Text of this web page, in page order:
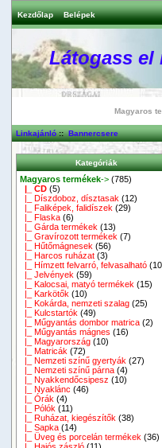
Kezdőlap Belépek
Látogass
Magyaros
Linkajánló::Bannercsere
Kategóriák
Magyaros termékek-> (785)
|_ CD (5)
|_ Díszdoboz, dísztasak (12)
|_ Faliképek, falidíszek (29)
|_ Flaska (6)
|_ Gárda termékek (13)
|_ Gravírozott termékek (7)
|_ Hűtőmágnesek (56)
|_ Harcos ruházat (3)
|_ Hímzett felvarró, felvasalható
|_ Jelvények (59)
|_ Kalocsai, matyó termékek (15)
|_ Karkötők (10)
|_ Kokárda, nemzeti szalag (25)
|_ Kulcstartók (49)
|_ Műgyantás dombor matrica (2)
|_ Műgyantás mágnes (16)
|_ Magyarország (10)
|_ Matricák (72)
|_ Nemzeti színű gyertyák (27)
|_ Nemzeti színű párna (4)
|_ Nyakkendőcsipesz (10)
|_ Nyaklánc (46)
|_ Órák (4)
|_ Pólók (11)
|_ Ruházat, kiegészítők (38)
|_ Sapka (14)
|_ Üveg és porcelán termékek (36)